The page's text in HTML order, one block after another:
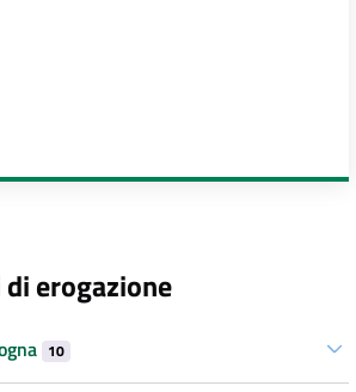
erogazione
10